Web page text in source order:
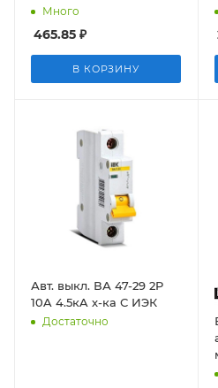
Много
465.85 ₽
В КОРЗИНУ
Авт. выкл. ВА 47-29 2P
10A 4.5кA х-ка С ИЭК
Достаточно